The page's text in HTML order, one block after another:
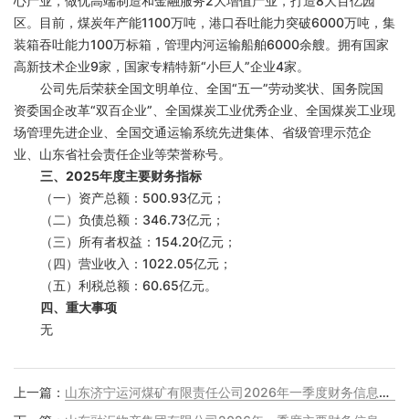
区。目前，煤炭年产能1100万吨，港口吞吐能力突破6000万吨，集
装箱吞吐能力100万标箱，管理内河运输船舶6000余艘。拥有国家
高新技术企业9家，国家专精特新“小巨人”企业4家。
公司先后荣获全国文明单位、全国“五一”劳动奖状、国务院国
资委国企改革“双百企业”、全国煤炭工业优秀企业、全国煤炭工业现
场管理先进企业、全国交通运输系统先进集体、省级管理示范企
业、山东省社会责任企业等荣誉称号。
三、2025年度主要财务指标
（一）资产总额：500.93亿元；
（二）负债总额：346.73亿元；
（三）所有者权益：154.20亿元；
（四）营业收入：1022.05亿元；
（五）利税总额：60.65亿元。
四、重大事项
无
上一篇： 山东济宁运河煤矿有限责任公司2026年一季度财务信息公告